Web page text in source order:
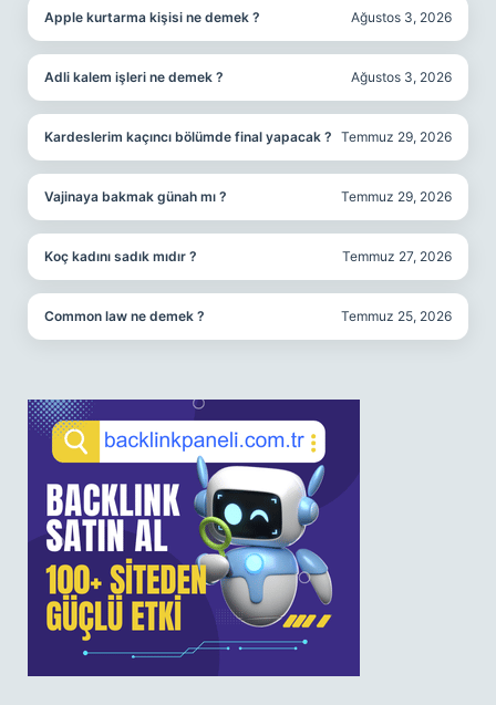
Apple kurtarma kişisi ne demek ? Ağustos 3, 2026
Adli kalem işleri ne demek ? Ağustos 3, 2026
Kardeslerim kaçıncı bölümde final yapacak ? Temmuz 29, 2026
Vajinaya bakmak günah mı ? Temmuz 29, 2026
Koç kadını sadık mıdır ? Temmuz 27, 2026
Common law ne demek ? Temmuz 25, 2026